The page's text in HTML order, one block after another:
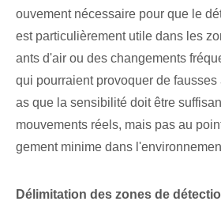
ouvement nécessaire pour que le
est particulièrement utile dans les
ants d'air ou des changements
qui pourraient provoquer de
as que la sensibilité doit être
mouvements réels, mais pas au
gement minime dans
Délimitation des zones de